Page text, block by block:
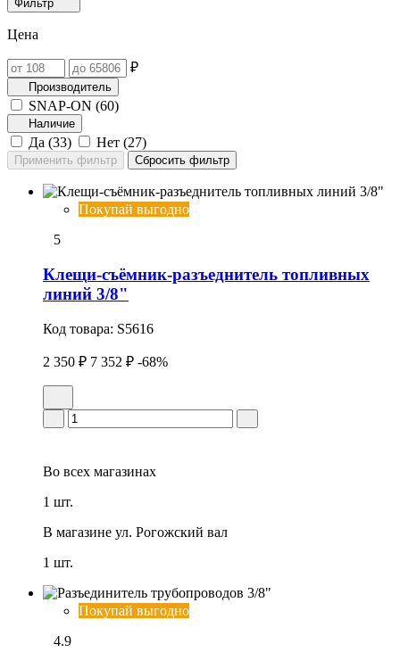
Фильтр
Цена
₽
Производитель
SNAP-ON (60)
Наличие
Да (33) Нет (27)
Покупай выгодно
5
Клещи-съёмник-разъеднитель топливных
линий 3/8"
Код товара: S5616
2 350 ₽ 7 352 ₽ -68%
Во всех магазинах
1 шт.
В магазине ул. Рогожский вал
1 шт.
Покупай выгодно
4.9